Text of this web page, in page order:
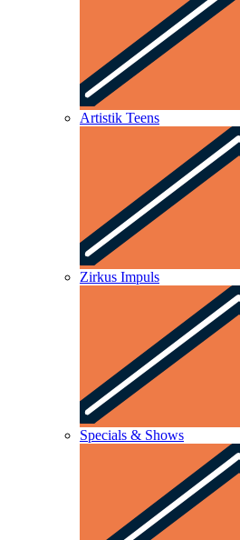
Artistik Teens
Zirkus Impuls
Specials & Shows